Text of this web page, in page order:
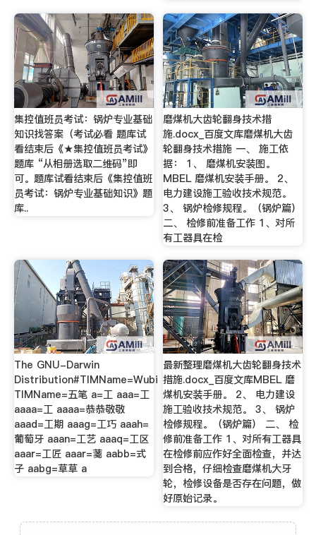
集控值班员考试：锅炉专业基础
知识找答案（考试必看 题库试
看结束后《★集控值班员考试》
题库 “从相册选取二维码”即
可。题库试看结束后《集控值班
员考试：锅炉专业基础知识》题
库..
磨煤机大齿轮翻身技术措
施.docx_百度文库磨煤机大齿
轮翻身技术措施 一、 施工依
据： 1、 磨煤机安装图。
MBEL 磨煤机安装手册。 2、
电力建设施工验收技术规范。
3、 锅炉检修规程。（锅炉篇）
二、 检修前准备工作 1、对所
有工器具在检
The GNU-Darwin
Distribution#TIMName=Wubi
TIMName=五笔 a=工 aaa=工
aaaa=工 aaaa=恭恭敬敬
aaad=工期 aaag=工巧 aaah=
葡萄牙 aaan=工艺 aaaq=工区
aaar=工匠 aaar=菚 aabb=式
子 aabg=草草 a
最新整理磨煤机大齿轮翻身技术
措施.docx_百度文库MBEL 磨
煤机安装手册。 2、 电力建设
施工验收技术规范。 3、 锅炉
检修规程。（锅炉篇） 二、 检
修前准备工作 1、对所有工器具
在检修前应作好全面检查，并达
到合格，仔细检查磨煤机大牙
轮，检修设备是否存在问题，做
好原始记录。